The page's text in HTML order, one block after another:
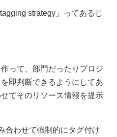
strategy」ってあるじ
って、部門だったりプロジ
即判断できるようにしてあ
てそのリソース情報を提示
わせて強制的にタグ付け